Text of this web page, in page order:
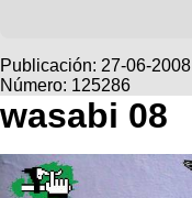
Bicicletas
Viajes
Descenso
Dirt
Buscar
Ultimos
Fotos
Bicicletas
Tandem
Videos
Cicloturismo
Publicación: 27-06-2008
Número: 125286
wasabi 08